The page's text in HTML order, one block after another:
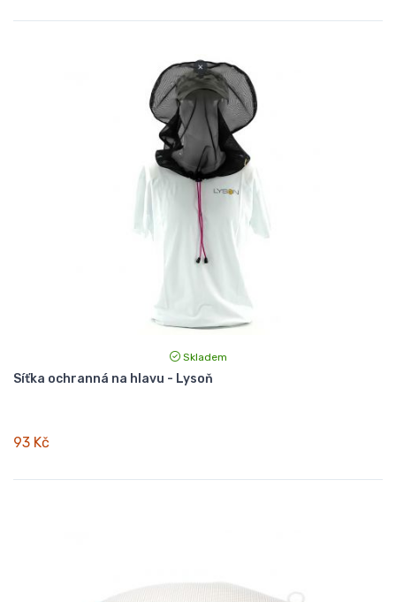
Skladem
Síťka ochranná na hlavu - Lysoň
93 Kč